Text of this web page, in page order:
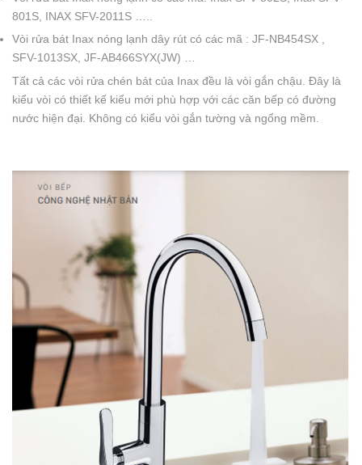
801S, INAX SFV-2011S …..
Vòi rửa bát Inax nóng lạnh dây rút có các mã : JF-NB454SX ,
SFV-1013SX, JF-AB466SYX(JW) …
Tất cả các vòi rửa chén bát của Inax đều là vòi gắn chậu. Đây là
kiểu vòi có thiết kế kiểu mới phù hợp với các căn bếp có đường
nước hiện đại. Không có kiểu vòi gắn tường và ngổng mềm.